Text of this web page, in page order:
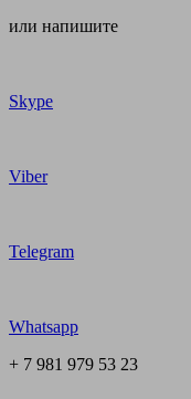
или напишите
Skype
Viber
Telegram
Whatsapp
+ 7 981 979 53 23